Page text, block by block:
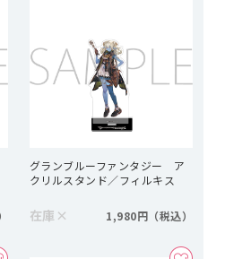
グランブルーファンタジー ア
クリルスタンド／フィルキス
在庫 × 1,980円